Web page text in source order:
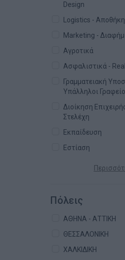
Design
Logistics -
Marketing -
Αγροτικά
Ασφαλιστικά -
Γραμματειακή
Υπάλληλοι
Διοίκηση
Στελέχη
Εκπαίδευση
Εστίαση
Πόλεις
ΑΘΗΝΑ - ΑΤΤΙΚΗ
ΘΕΣΣΑΛΟΝΙΚΗ
ΧΑΛΚΙΔΙΚΗ